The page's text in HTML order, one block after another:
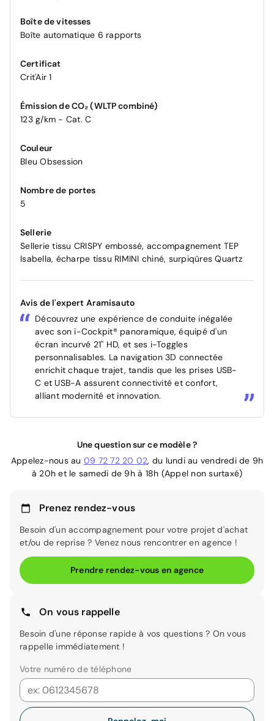
Boîte de vitesses
Boîte automatique 6 rapports
Certificat
Crit'Air 1
Émission de CO₂ (WLTP combiné)
123 g/km - Cat. C
Couleur
Bleu Obsession
Nombre de portes
5
Sellerie
Sellerie tissu CRISPY embossé, accompagnement TEP
Isabella, écharpe tissu RIMINI chiné, surpiqûres Quartz
Avis de l'expert Aramisauto
Découvrez une expérience de conduite inégalée
avec son i-Cockpit® panoramique, équipé d'un
écran incurvé 21'' HD, et ses i-Toggles
personnalisables. La navigation 3D connectée
enrichit chaque trajet, tandis que les prises USB-
C et USB-A assurent connectivité et confort,
alliant modernité et innovation.
Une question sur ce modèle ?
Appelez-nous au 09 72 72 20 02, du lundi au vendredi de 9h
à 20h et le samedi de 9h à 18h (Appel non surtaxé)
Prenez rendez-vous
Besoin d'un accompagnement pour votre projet d'achat
et/ou de reprise ? Venez nous rencontrer en agence !
Prendre rendez-vous en agence
On vous rappelle
Besoin d'une réponse rapide à vos questions ? On vous
rappelle immédiatement !
Votre numéro de téléphone